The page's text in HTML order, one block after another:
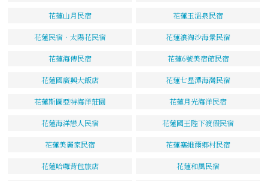
花蓮山月民宿 花蓮玉溫泉民宿
花蓮民宿‧太陽花民宿 花蓮浪淘沙海景民宿
花蓮海傳民宿 花蓮6號美宿館民宿
花蓮國廣興大飯店 花蓮七星潭海灣民宿
花蓮斯圖亞特海洋莊園 花蓮月光海洋民宿
花蓮海洋戀人民宿 花蓮國王陛下渡假民宿
花蓮美麗家民宿 花蓮塞維爾鄉村民宿
花蓮哈囉背包旅店 花蓮和風民宿